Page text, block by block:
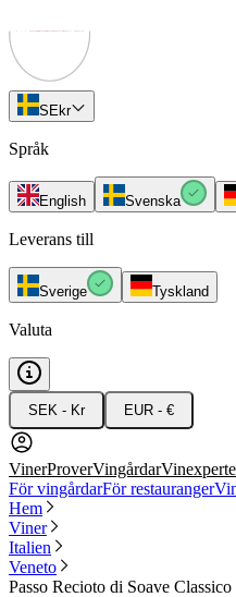
SEkr
Språk
English Svenska
Leverans till
Sverige Tyskland
Valuta
SEK - Kr EUR - €
VinerProverVingårdar
För vingårdarFör restauranger
Hem
Viner
Italien
Veneto
Passo Recioto di Soave Classico